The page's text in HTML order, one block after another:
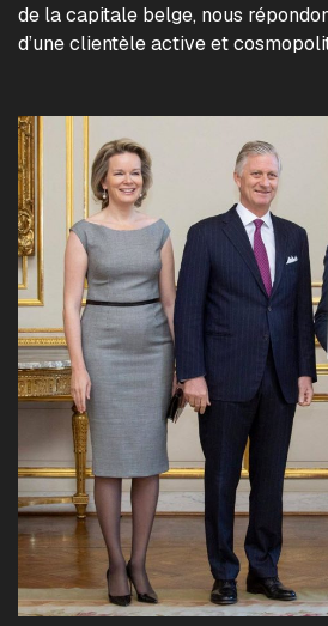
de la capitale belge, nous
d’une clientèle active et